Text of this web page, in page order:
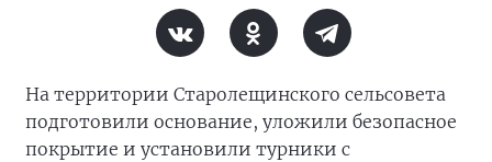
На территории Старолещинского сельсовета
подготовили основание, уложили безопасное
покрытие и установили турники с